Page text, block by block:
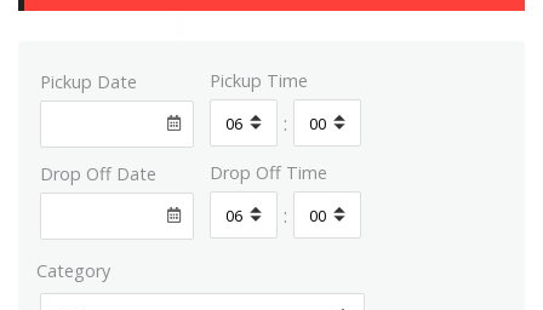
Pickup Date Pickup Time
:
Drop Off Date Drop Off Time
:
Category